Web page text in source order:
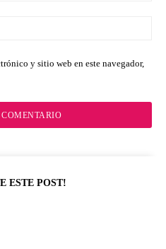
y sitio web en este navegador,
ESTE POST!